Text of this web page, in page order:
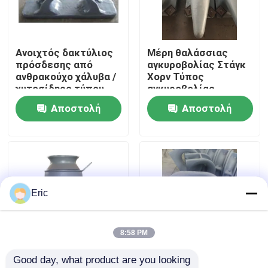
Ποιοτικός έλεγχος
επαφή
Company News
Θαλάσσια παράθυρα
Ανοιχτός δακτύλιος
πρόσδεσης από
ανθρακούχο χάλυβα /
χυτοσίδηρο τύπου
Mooring Ballard για
πλωτήρα άγκυρας
Αποστολή
Μέρη θαλάσσιας
αγκυροβολίας Στάγκ
Χορν Τύπος
αγκυροβολίας
Στάβλος για μικρές
αποβάθρες και
λιμάνια MOQ Χρόνος
Αποστολή
Μονότροχοι Εναλλακτικές
Eric
8:58 PM
Good day, what product are you looking